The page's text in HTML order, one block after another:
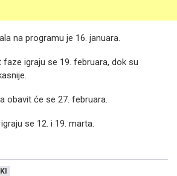
na programu je 16. januara.
igraju se 19. februara, dok su
obavit će se 27. februara.
se 12. i 19. marta.